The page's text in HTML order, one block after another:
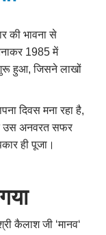
की भावना से
1985 में
शुरू हुआ,जिसने लाखों
दिवस मना रहा है,
उस अनवरत सफर
ही पूजा।
कैलाश जी ‘मानव‘